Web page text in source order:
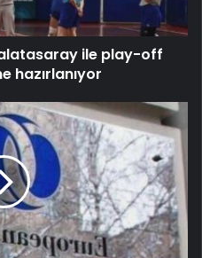
ile play-off
hazırlanıyor